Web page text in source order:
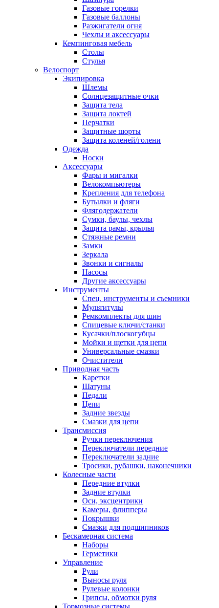
Газовые горелки
Газовые баллоны
Разжигатели огня
Чехлы и аксессуары
Кемпинговая мебель
Столы
Стулья
Велоспорт
Экипировка
Шлемы
Солнцезащитные очки
Защита тела
Защита локтей
Перчатки
Защитные шорты
Защита коленей/голени
Одежда
Носки
Аксессуары
Фары и мигалки
Велокомпьютеры
Крепления для телефона
Бутылки и фляги
Флягодержатели
Сумки, баулы, чехлы
Защита рамы, крылья
Стяжные ремни
Замки
Зеркала
Звонки и сигналы
Насосы
Другие аксессуары
Инструменты
Спец. инструменты и съемники
Мультитулы
Ремкомплекты для шин
Спицевые ключи/станки
Кусачки/плоскогубцы
Мойки и щетки для цепи
Универсальные смазки
Очистители
Приводная часть
Каретки
Шатуны
Педали
Цепи
Задние звезды
Смазки для цепи
Трансмиссия
Ручки переключения
Переключатели передние
Переключатели задние
Тросики, рубашки, наконечники
Колесные части
Передние втулки
Задние втулки
Оси, эксцентрики
Камеры, флипперы
Покрышки
Смазки для подшипников
Бескамерная система
Наборы
Герметики
Управление
Рули
Выносы руля
Рулевые колонки
Грипсы, обмотки руля
Тормозные системы